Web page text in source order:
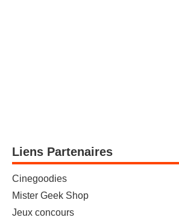
Liens Partenaires
Cinegoodies
Mister Geek Shop
Jeux concours